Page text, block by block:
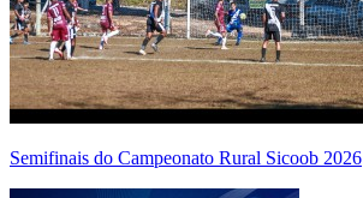
Semifinais do Campeonato Rural Sicoob 2026